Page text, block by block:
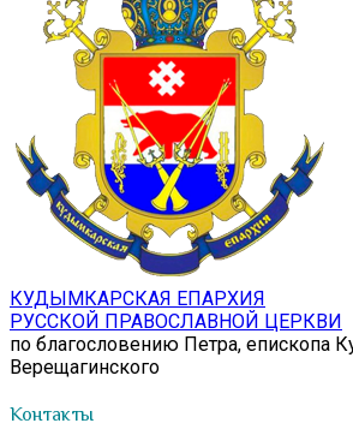
КУДЫМКАРСКАЯ ЕПАРХИЯ
РУССКОЙ ПРАВОСЛАВНОЙ ЦЕРКВИ
по благословению Петра, епископа
Верещагинского
Контакты